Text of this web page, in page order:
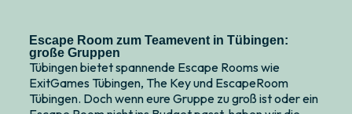
Escape Room zum Teamevent in Tübingen:
große Gruppen
Tübingen bietet spannende Escape Rooms wie
ExitGames Tübingen, The Key und EscapeRoom
Tübingen. Doch wenn eure Gruppe zu groß ist oder ein